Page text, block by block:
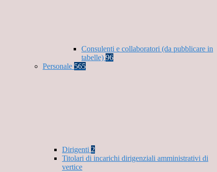
Consulenti e collaboratori (da pubblicare in
tabelle) 96
Personale 565
Dirigenti 2
Titolari di incarichi dirigenziali amministrativi di
vertice